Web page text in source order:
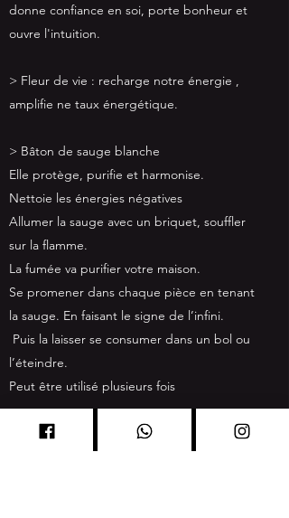
donne confiance en soi, porte bonheur et
ouvre l'intuition.
> Fleur de vie : recharge notre énergie ,
amplifie ne taux énergétique.
> Bâton de sauge blanche
Elle protège, purifie et harmonise.
Nettoie les énergies négatives
Allumer la sauge avec un briquet, souffler
sur la flamme.
La fumée va purifier votre maison.
Se promener dans chaque pièce en tenant
la sauge. En faisant le signe de l’infini.
Puis la laisser se consumer dans un bol ou
l’éteindre.
Peut être utilisé plusieurs fois
> Encens de sauge blanche